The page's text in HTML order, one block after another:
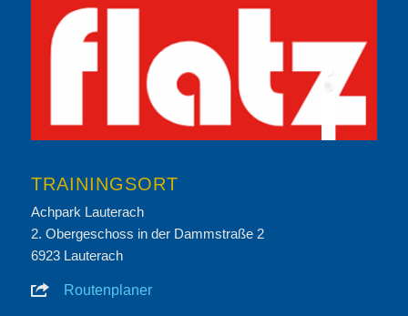
TRAININGSORT
Achpark Lauterach
2. Obergeschoss in der Dammstraße 2
6923 Lauterach
Routenplaner